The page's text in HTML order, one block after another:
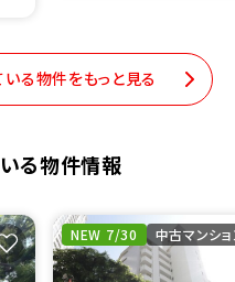
る物件をもっと見る
る物件情報
NEW 7/30 中古マンシ